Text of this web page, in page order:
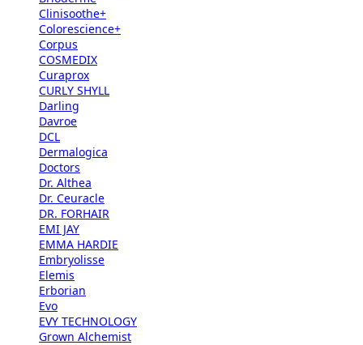
Clinisoothe+
Colorescience+
Corpus
COSMEDIX
Curaprox
CURLY SHYLL
Darling
Davroe
DCL
Dermalogica
Doctors
Dr. Althea
Dr. Ceuracle
DR. FORHAIR
EMI JAY
EMMA HARDIE
Embryolisse
Elemis
Erborian
Evo
EVY TECHNOLOGY
Grown Alchemist